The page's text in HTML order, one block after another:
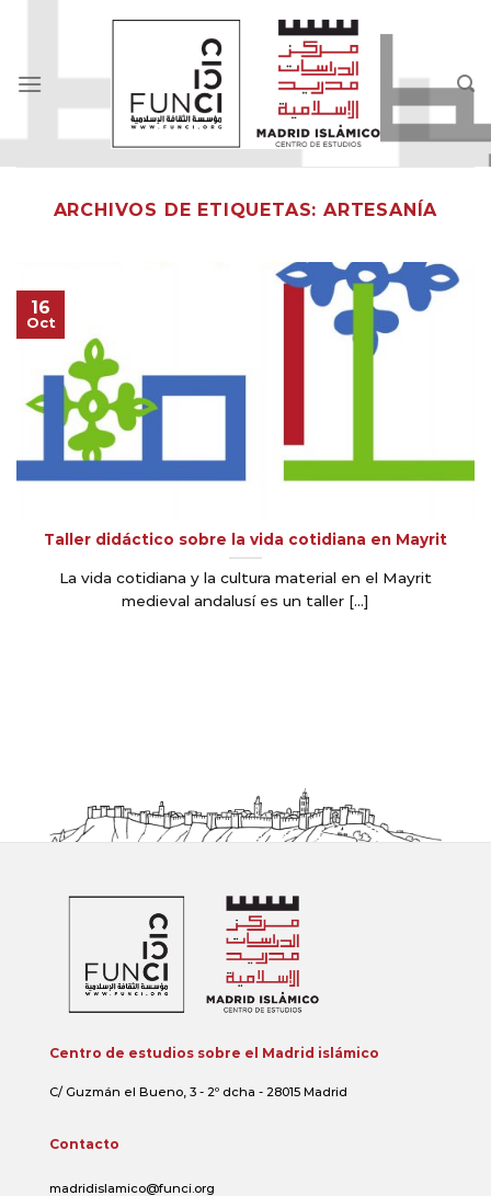
ARCHIVOS DE ETIQUETAS:ARTESANÍA
Taller didáctico sobre la vida cotidiana en Mayrit
La vida cotidiana y la cultura material en el Mayrit
medieval andalusí es un taller [...]
16
Oct
Centro de estudios sobre el Madrid islámico
C/ Guzmán el Bueno, 3 - 2º dcha - 28015 Madrid
Contacto
madridislamico@funci.org